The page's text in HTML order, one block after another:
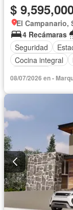
$
El Campanario,
4 Recámaras
Seguridad
Cocina integral
08/07/2026 en -